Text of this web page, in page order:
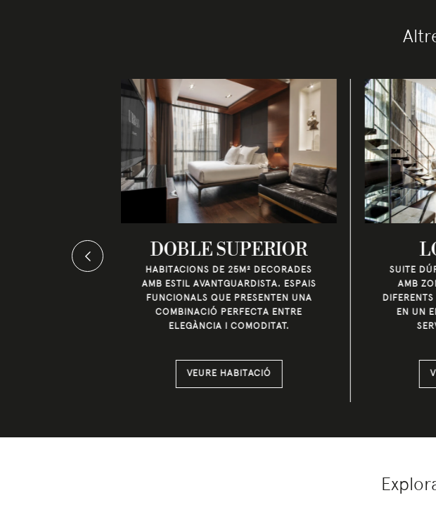
DOBLE SUPERIOR
HABITACIONS DE 25M² DECORADES
AMB ESTIL AVANTGUARDISTA. ESPAIS
FUNCIONALS QUE PRESENTEN UNA
COMBINACIÓ PERFECTA ENTRE
ELEGÀNCIA I COMODITAT.
VEURE HABITACIÓ
SUITE
AMB
EN UN